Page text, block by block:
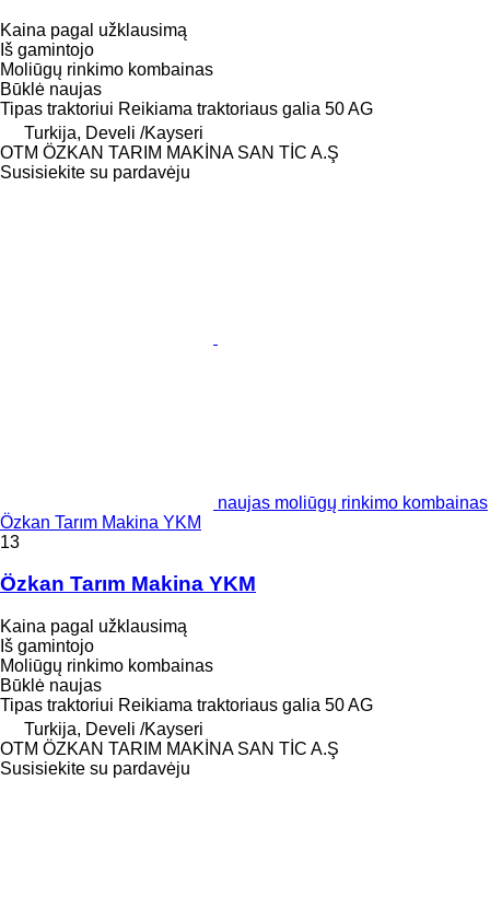
Kaina pagal užklausimą
Iš gamintojo
Moliūgų rinkimo kombainas
Būklė naujas
Tipas traktoriui Reikiama traktoriaus galia 50 AG
Turkija, Develi /Kayseri
OTM ÖZKAN TARIM MAKİNA SAN TİC A.Ş
Susisiekite su pardavėju
naujas moliūgų rinkimo kombainas
Özkan Tarım Makina YKM
13
Özkan Tarım Makina YKM
Kaina pagal užklausimą
Iš gamintojo
Moliūgų rinkimo kombainas
Būklė naujas
Tipas traktoriui Reikiama traktoriaus galia 50 AG
Turkija, Develi /Kayseri
OTM ÖZKAN TARIM MAKİNA SAN TİC A.Ş
Susisiekite su pardavėju